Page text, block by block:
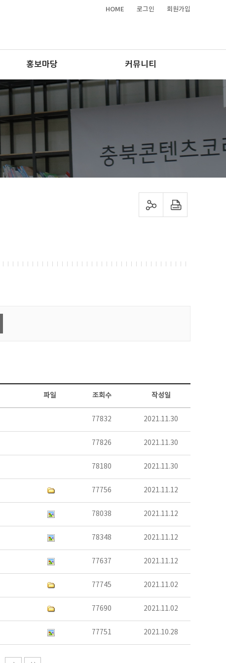
HOME 로그인 회원가입
홍보마당 커뮤니티
sns 공유하기 프린트하기
파일 조회수 작성일
77832 2021.11.30
77826 2021.11.30
78180 2021.11.30
77756 2021.11.12
78038 2021.11.12
78348 2021.11.12
77637 2021.11.12
77745 2021.11.02
77690 2021.11.02
77751 2021.10.28